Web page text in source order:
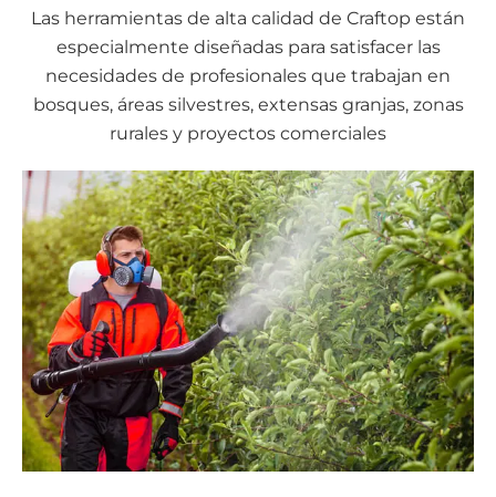
Las herramientas de alta calidad de Craftop están
especialmente diseñadas para satisfacer las
necesidades de profesionales que trabajan en
bosques, áreas silvestres, extensas granjas, zonas
rurales y proyectos comerciales